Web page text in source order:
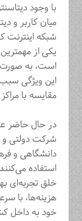
با وجود
میان کاربر و
شبکه اینترنت
یکی از
است، به صورت
این ویژگی
مقایسه با مراکز داده
در حال حاضر
شرکت دولتی و
دانشگاهی و
استفاده
خلق تجربه‌ای
هزینه‌ها، با
خود به داخل